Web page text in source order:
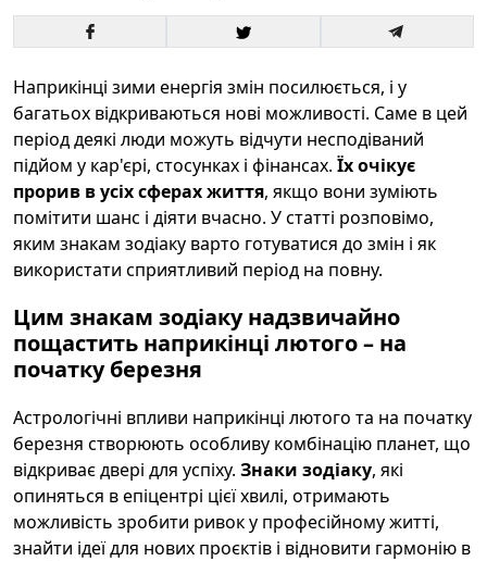
Наприкінці зими енергія змін посилюється, і у
багатьох відкриваються нові можливості. Саме в цей
період деякі люди можуть відчути несподіваний
підйом у кар'єрі, стосунках і фінансах. Їх очікує
прорив в усіх сферах життя, якщо вони зуміють
помітити шанс і діяти вчасно. У статті розповімо,
яким знакам зодіаку варто готуватися до змін і як
використати сприятливий період на повну.
Цим знакам зодіаку надзвичайно
пощастить наприкінці лютого – на
початку березня
Астрологічні впливи наприкінці лютого та на початку
березня створюють особливу комбінацію планет, що
відкриває двері для успіху. Знаки зодіаку, які
опиняться в епіцентрі цієї хвилі, отримають
можливість зробити ривок у професійному житті,
знайти ідеї для нових проєктів і відновити гармонію в